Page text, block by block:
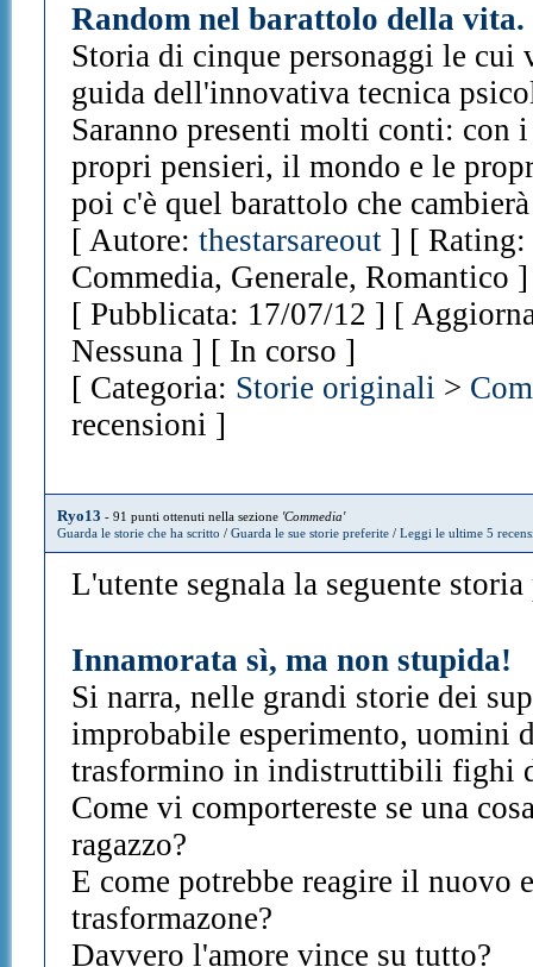
Random nel barattolo della vita.
Storia di cinque personaggi le cui
guida dell'innovativa tecnica
Saranno presenti molti conti: con
propri pensieri, il mondo e le
poi c'è quel barattolo che
[ Autore: thestarsareout] [ Rating:
Commedia, Generale,
[ Pubblicata: 17/07/12 ] [
Nessuna ] [ In corso ]
[ Categoria: Storie originali >
recensioni ]
Ryo13 - 91 punti ottenuti nella sezione 'Commedia'
Guarda le storie che ha scritto / Guarda le sue storie preferite/ Leggi le ultime 5
L'utente segnala la seguente
Innamorata sì, ma non stupida!
Si narra, nelle grandi storie dei
improbabile esperimento, uomini
trasformino in indistruttibili fighi
Come vi comportereste se una
ragazzo?
E come potrebbe reagire il nuovo
trasformazone?
Davvero l'amore vince su tutto?